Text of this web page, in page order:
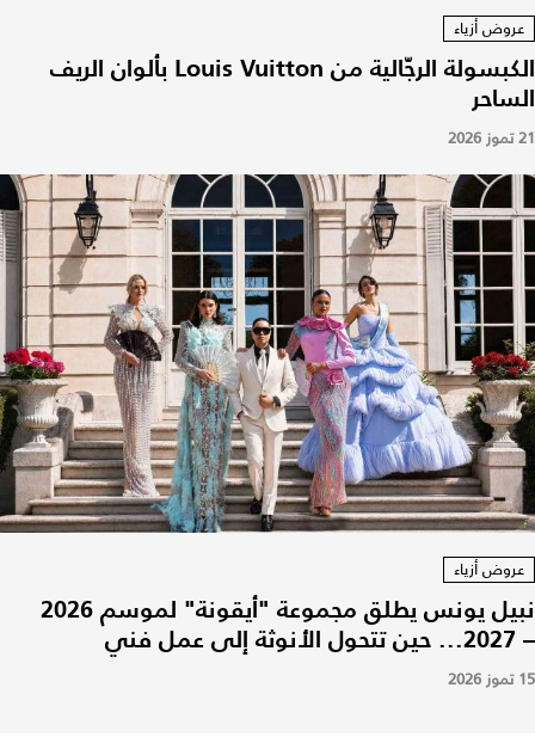
عروض أزياء
الكبسولة الرجّالية من Louis Vuitton بألوان الريف
الساحر
21 تموز 2026
عروض أزياء
نبيل يونس يطلق مجموعة "أيقونة" لموسم 2026
– 2027... حين تتحول الأنوثة إلى عمل فني
15 تموز 2026